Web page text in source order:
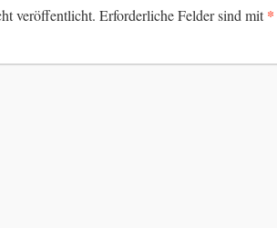
veröffentlicht. Erforderliche Felder sind mit*